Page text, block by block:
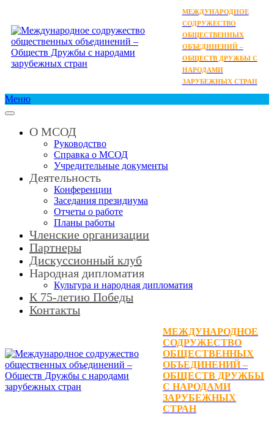
МЕЖДУНАРОДНОЕ
СОДРУЖЕСТВО
ОБЩЕСТВЕННЫХ
ОБЪЕДИНЕНИЙ –
ОБЩЕСТВ ДРУЖБЫ С
НАРОДАМИ
ЗАРУБЕЖНЫХ СТРАН
Меню
О МСОД
Руководство
Справка о МСОД
Учредительные документы
Деятельность
Конференции
Заседания президиума
Отчеты о работе
Планы работы
Членские организации
Партнеры
Дискуссионный клуб
Народная дипломатия
Культура и народная дипломатия
К 75-летию Победы
Контакты
МЕЖДУНАРОДНОЕ
СОДРУЖЕСТВО
ОБЩЕСТВЕННЫХ
ОБЪЕДИНЕНИЙ –
ОБЩЕСТВ ДРУЖБЫ
С НАРОДАМИ
ЗАРУБЕЖНЫХ
СТРАН